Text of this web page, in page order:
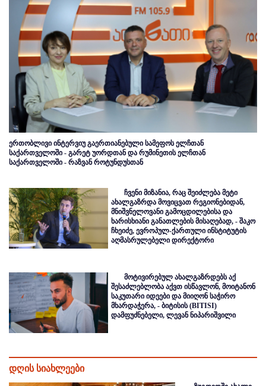
ერთობლივი ინტერვიუ გაერთიანებული სამეფოს ელჩთან
საქართველოში - გარეტ უორდთან და რუმინეთის ელჩთან
საქართველოში - რაზვან როტუნდუსთან
ჩვენი მიზანია, რაც შეიძლება მეტი
ახალგაზრდა მოვიცვათ რეგიონებიდან,
მნიშვნელოვანი გამოცდილებისა და
ხარისხიანი განათლების მისაღებად, - შაკო
ჩხეიძე, ევროპულ-ქართული ინსტიტუტის
აღმასრულებელი დირექტორი
მოტივირებულ ახალგაზრდებს აქ
შესაძლებლობა აქვთ ისწავლონ, მოიტანონ
საკუთარი იდეები და მიიღონ საჭირო
მხარდაჭერა, - ბიტისის (BITISI)
დამფუძნებელი, ლევან ნიპარიშვილი
დღის სიახლეები